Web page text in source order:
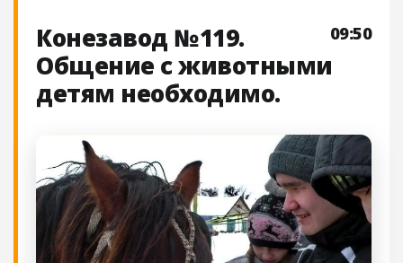
09:50
Конезавод №119.
Общение с животными
детям необходимо.